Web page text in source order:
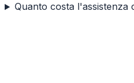
Quanto costa l'assistenza